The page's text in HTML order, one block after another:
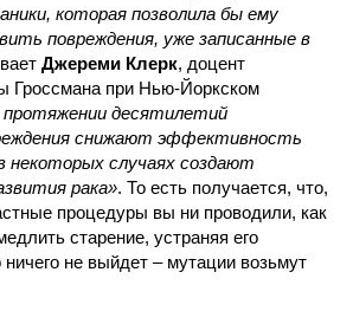
которая позволила бы ему
повреждения, уже записанные в
Джереми Клерк, доцент
Гроссмана при Нью-Йоркском
десятилетий
снижают эффективность
некоторых случаях создают
рака». То есть получается, что,
процедуры вы ни проводили, как
старение, устраняя его
не выйдет – мутации возьмут